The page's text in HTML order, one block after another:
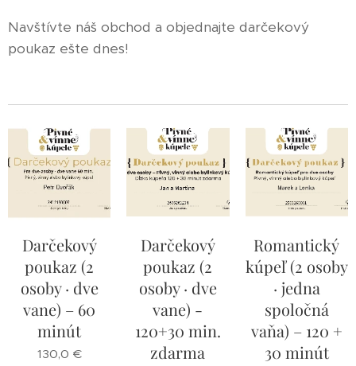
Navštívte náš obchod a objednajte darčekový
poukaz ešte dnes!
Darčekový
poukaz (2
osoby · dve
vane) – 60
minút
130,0 €
Darčekový
poukaz (2
osoby · dve
vane) -
120+30 min.
zdarma
Romantický
kúpeľ (2 osoby
· jedna
spoločná
vaňa) – 120 +
30 minút